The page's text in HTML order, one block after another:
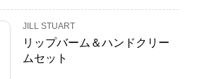
JILL STUART
リップバーム＆ハンドクリー
ムセット